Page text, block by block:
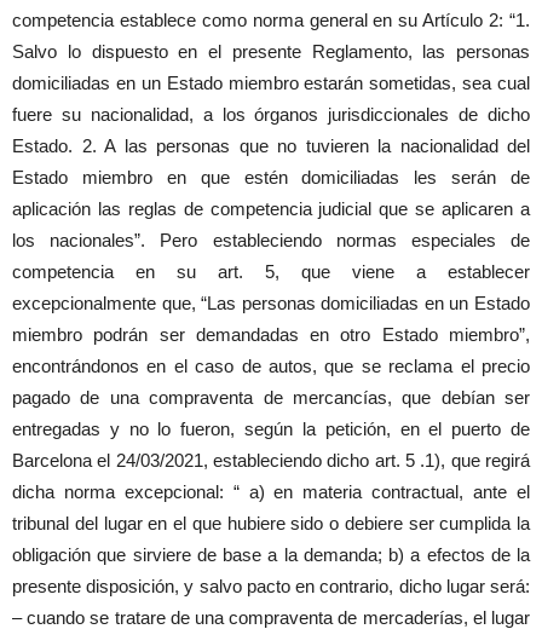
competencia establece como norma general en su Artículo 2: “1.
Salvo lo dispuesto en el presente Reglamento, las personas
domiciliadas en un Estado miembro estarán sometidas, sea cual
fuere su nacionalidad, a los órganos jurisdiccionales de dicho
Estado. 2. A las personas que no tuvieren la nacionalidad del
Estado miembro en que estén domiciliadas les serán de
aplicación las reglas de competencia judicial que se aplicaren a
los nacionales”. Pero estableciendo normas especiales de
competencia en su art. 5, que viene a establecer
excepcionalmente que, “Las personas domiciliadas en un Estado
miembro podrán ser demandadas en otro Estado miembro”,
encontrándonos en el caso de autos, que se reclama el precio
pagado de una compraventa de mercancías, que debían ser
entregadas y no lo fueron, según la petición, en el puerto de
Barcelona el 24/03/2021, estableciendo dicho art. 5 .1), que regirá
dicha norma excepcional: “ a) en materia contractual, ante el
tribunal del lugar en el que hubiere sido o debiere ser cumplida la
obligación que sirviere de base a la demanda; b) a efectos de la
presente disposición, y salvo pacto en contrario, dicho lugar será:
– cuando se tratare de una compraventa de mercaderías, el lugar